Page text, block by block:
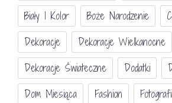
Biały I Kolor
Boże Narodzenie
Dekoracje
Dekoracje Wielkanocne
Dekoracje Świateczne
Dodatki
Dom Miesiąca
Fashion